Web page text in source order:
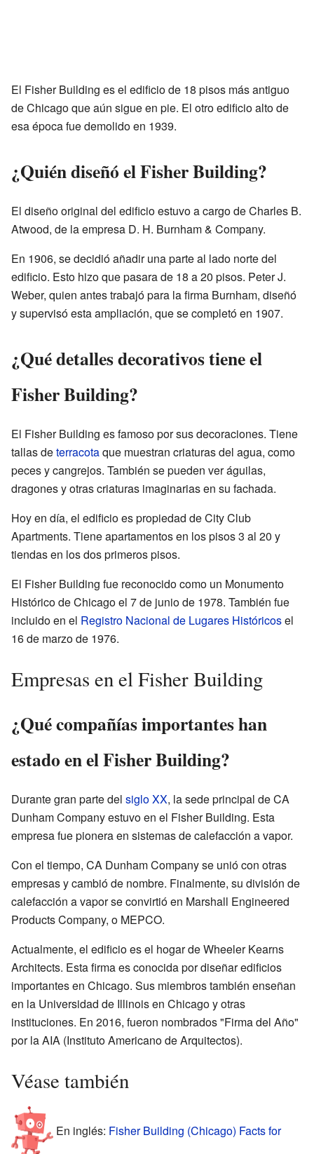
El Fisher Building es el edificio de 18 pisos más antiguo
de Chicago que aún sigue en pie. El otro edificio alto de
esa época fue demolido en 1939.
¿Quién diseñó el Fisher Building?
El diseño original del edificio estuvo a cargo de Charles B.
Atwood, de la empresa D. H. Burnham & Company.
En 1906, se decidió añadir una parte al lado norte del
edificio. Esto hizo que pasara de 18 a 20 pisos. Peter J.
Weber, quien antes trabajó para la firma Burnham, diseñó
y supervisó esta ampliación, que se completó en 1907.
¿Qué detalles decorativos tiene el
Fisher Building?
El Fisher Building es famoso por sus decoraciones. Tiene
tallas deterracotaque muestran criaturas del agua, como
peces y cangrejos. También se pueden ver águilas,
dragones y otras criaturas imaginarias en su fachada.
Hoy en día, el edificio es propiedad de City Club
Apartments. Tiene apartamentos en los pisos 3 al 20 y
tiendas en los dos primeros pisos.
El Fisher Building fue reconocido como un Monumento
Histórico de Chicago el 7 de junio de 1978. También fue
incluido en el Registro Nacional de Lugares Históricosel
16 de marzo de 1976.
Empresas en el Fisher Building
¿Qué compañías importantes han
estado en el Fisher Building?
Durante gran parte del siglo XX, la sede principal de CA
Dunham Company estuvo en el Fisher Building. Esta
empresa fue pionera en sistemas de calefacción a vapor.
Con el tiempo, CA Dunham Company se unió con otras
empresas y cambió de nombre. Finalmente, su división de
calefacción a vapor se convirtió en Marshall Engineered
Products Company, o MEPCO.
Actualmente, el edificio es el hogar de Wheeler Kearns
Architects. Esta firma es conocida por diseñar edificios
importantes en Chicago. Sus miembros también enseñan
en la Universidad de Illinois en Chicago y otras
instituciones. En 2016, fueron nombrados "Firma del Año"
por la AIA (Instituto Americano de Arquitectos).
Véase también
En inglés: Fisher Building (Chicago) Facts for